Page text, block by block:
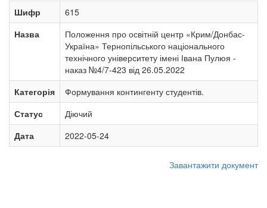
Шифр
615
Назва
Положення про освітній центр «Крим/Донбас-
Україна» Тернопільського національного
технічного університету імені Івана Пулюя -
наказ №4/7-423 від 26.05.2022
Категорія
Формування контингенту студентів.
Статус
Діючий
Дата
2022-05-24
Завантажити документ